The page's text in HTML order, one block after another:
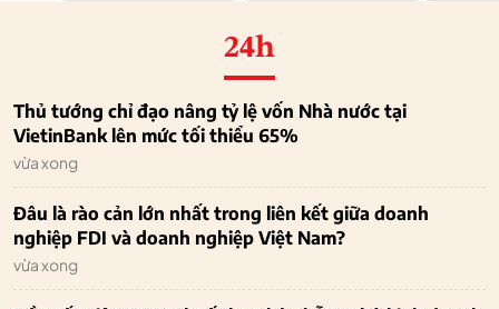
24h
Thủ tướng chỉ đạo nâng tỷ lệ vốn Nhà nước tại
VietinBank lên mức tối thiểu 65%
vừa xong
Đâu là rào cản lớn nhất trong liên kết giữa doanh
nghiệp FDI và doanh nghiệp Việt Nam?
vừa xong